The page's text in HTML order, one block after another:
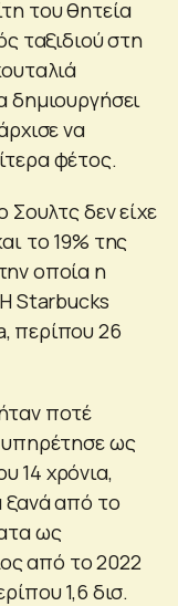
του θητεία
ταξιδιού στη
δημιουργήσει
να
φέτος.
Σουλτς δεν είχε
το 19% της
οποία η
Starbucks
περίπου 26
ποτέ
υπηρέτησε ως
14 χρόνια,
ξανά από το
ως
από το 2022
1,6 δισ.